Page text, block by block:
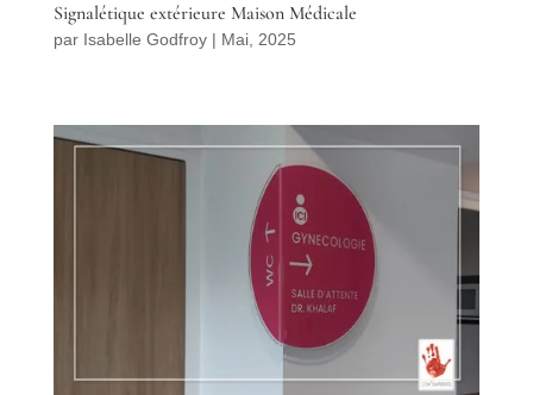
Signalétique extérieure Maison Médicale
par Isabelle Godfroy| Mai, 2025